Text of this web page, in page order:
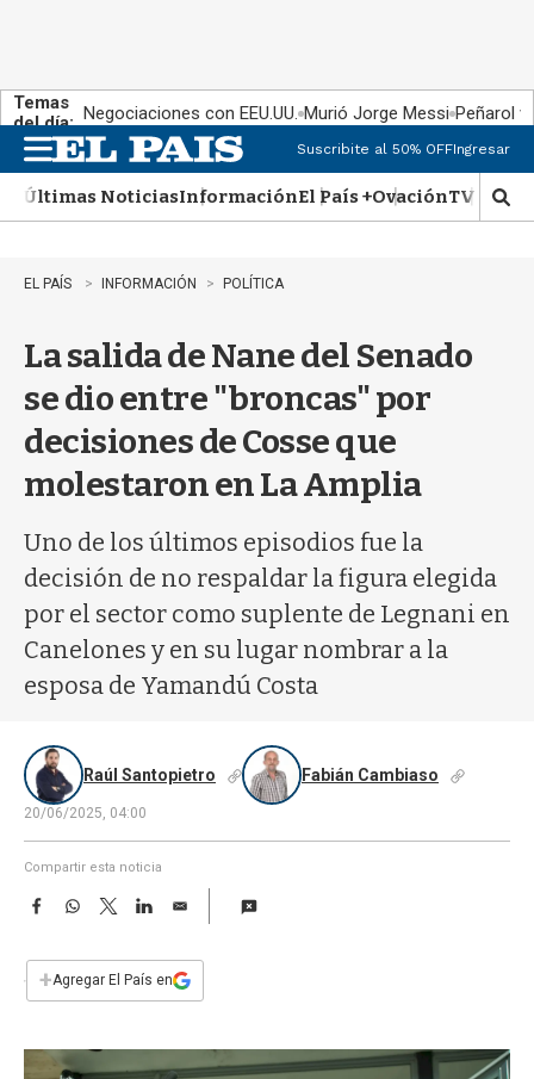
Temas
del día: Negociaciones con EEU.UU. Murió Jorge Messi Peñarol
n
u
Suscribite al 50% OFFIngresar
Últimas NoticiasInformaciónEl País +OvaciónTV Show
M
o
EL PAÍS INFORMACIÓN POLÍTICA
La salida de Nane del Senado
se dio entre "broncas" por
decisiones de Cosse que
molestaron en La Amplia
Uno de los últimos episodios fue la
decisión de no respaldar la figura elegida
por el sector como suplente de Legnani en
Canelones y en su lugar nombrar a la
esposa de Yamandú Costa
Raúl Santopietro Fabián Cambiaso
20/06/2025, 04:00
Compartir esta noticia
F
e
b
W
s
p
T
w
t
L
n
E
i
l
+Agregar El País en